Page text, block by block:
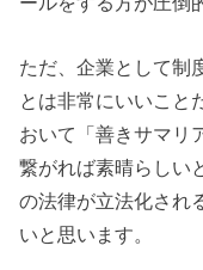
ただ、企業として制
とは非常にいいこと
おいて「善きサマリ
繋がれば素晴らしい
の法律が立法化され
いと思います。